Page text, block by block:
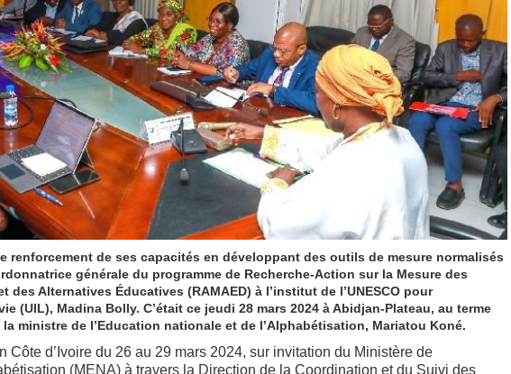
renforcement de ses capacités en développant des outils de mesure normalisés
générale du programme de Recherche-Action sur la Mesure des
Alternatives Éducatives (RAMAED) à l’institut de l’UNESCO pour
(UIL), Madina Bolly. C’était ce jeudi 28 mars 2024 à Abidjan-Plateau, au terme
ministre de l’Education nationale et de l’Alphabétisation, Mariatou Koné.
Côte d’Ivoire du 26 au 29 mars 2024, sur invitation du Ministère de
(MENA) à travers la Direction de la Coordination et du Suivi des